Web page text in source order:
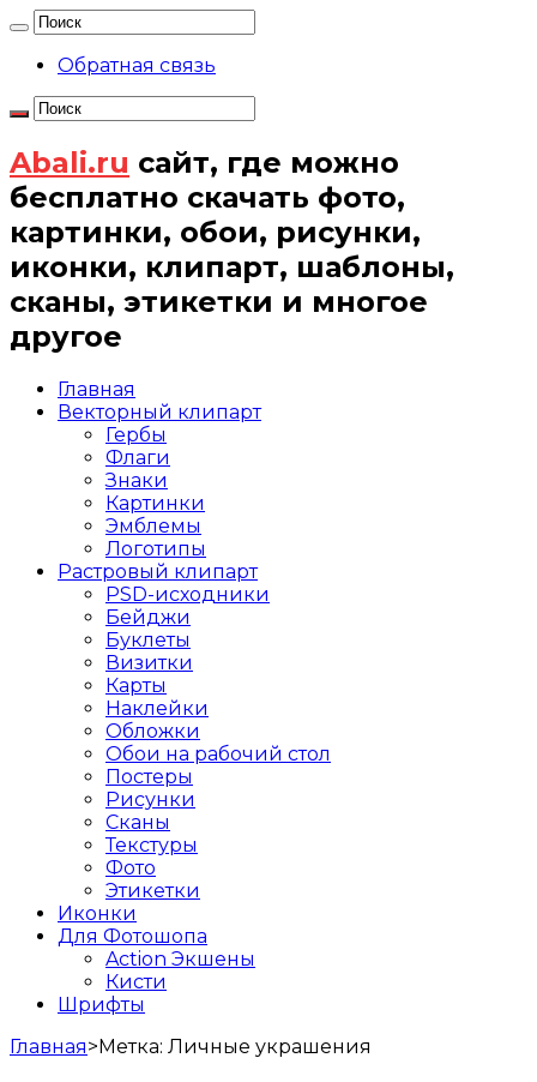
Обратная связь
Abali.ru сайт, где можно
бесплатно скачать фото,
картинки, обои, рисунки,
иконки, клипарт, шаблоны,
сканы, этикетки и многое
другое
Главная
Векторный клипарт
Гербы
Флаги
Знаки
Картинки
Эмблемы
Логотипы
Растровый клипарт
PSD-исходники
Бейджи
Буклеты
Визитки
Карты
Наклейки
Обложки
Обои на рабочий стол
Постеры
Рисунки
Сканы
Текстуры
Фото
Этикетки
Иконки
Для Фотошопа
Action Экшены
Кисти
Шрифты
Главная>Метка: Личные украшения